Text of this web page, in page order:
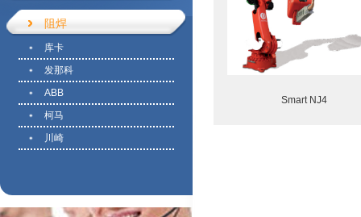
阻焊
库卡
发那科
ABB
柯马
川崎
Smart NJ4